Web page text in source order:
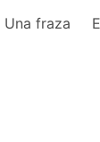
Una fraza